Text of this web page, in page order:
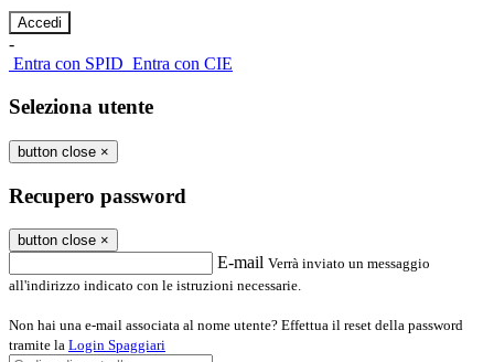
-
Entra con SPID Entra con CIE
Seleziona utente
button close ×
Recupero password
button close ×
E-mail Verrà inviato un messaggio
all'indirizzo indicato con le istruzioni necessarie.
Non hai una e-mail associata al nome utente? Effettua il reset della password
tramite la Login Spaggiari